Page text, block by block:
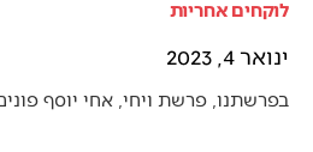
לוקחים אחריות
ינואר 4, 2023
בפרשתנו, פרשת ויחי, אחי יוסף